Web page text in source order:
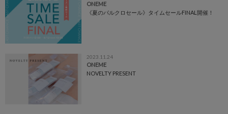
ONEME
《夏のパルクロセール》タイムセールFINAL開催！
2023.11.24
ONEME
NOVELTY PRESENT